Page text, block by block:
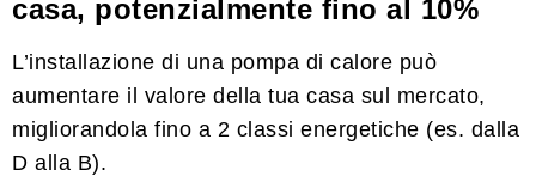
casa, potenzialmente fino al 10%
L’installazione di una pompa di calore può
aumentare il valore della tua casa sul mercato,
migliorandola fino a 2 classi energetiche (es. dalla
D alla B).